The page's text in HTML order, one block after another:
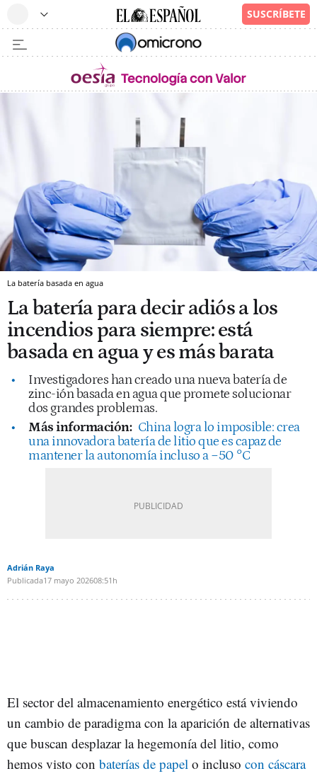
La batería basada en agua
La batería para decir adiós a los
incendios para siempre: está
basada en agua y es más barata
Investigadores han creado una nueva batería de
zinc-ión basada en agua que promete solucionar
dos grandes problemas.
Más información: China logra lo imposible: crea
una innovadora batería de litio que es capaz de
mantener la autonomía incluso a −50 °C
Adrián Raya
Publicada17 mayo 202608:51h
El sector del almacenamiento energético está viviendo
un cambio de paradigma con la aparición de alternativas
que buscan desplazar la hegemonía del litio, como
hemos visto con baterías de papel o incluso con cáscara